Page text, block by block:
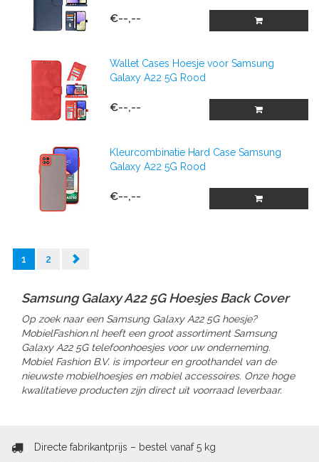
€--,--
Wallet Cases Hoesje voor Samsung
Galaxy A22 5G Rood
€--,--
Kleurcombinatie Hard Case Samsung
Galaxy A22 5G Rood
€--,--
1 2
Samsung Galaxy A22 5G Hoesjes Back Cover
Op zoek naar een Samsung Galaxy A22 5G hoesje?
MobielFashion.nl heeft een groot assortiment Samsung
Galaxy A22 5G telefoonhoesjes voor uw onderneming.
Mobiel Fashion B.V. is importeur en groothandel van de
nieuwste mobielhoesjes en mobiel accessoires. Onze hoge
kwalitatieve producten zijn direct uit voorraad leverbaar.
Directe fabrikantprijs – bestel vanaf 5 kg